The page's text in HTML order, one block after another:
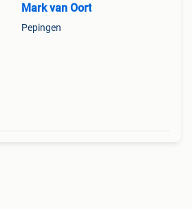
Mark van Oort
Pepingen